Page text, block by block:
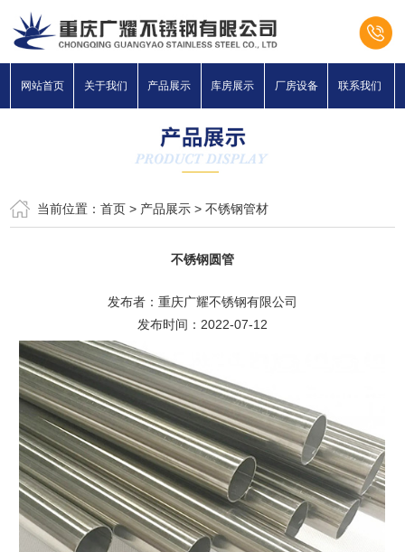
网站首页 关于我们 产品展示 库房展示 厂房设备 联系我们
当前位置：首页 > 产品展示 >不锈钢管材
不锈钢圆管
发布者：重庆广耀不锈钢有限公司
发布时间：2022-07-12